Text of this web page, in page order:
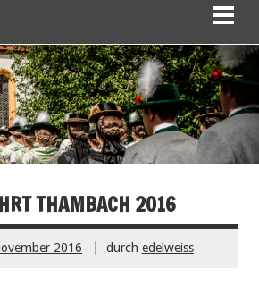
THAMBACH 2016
2016 durch edelweiss